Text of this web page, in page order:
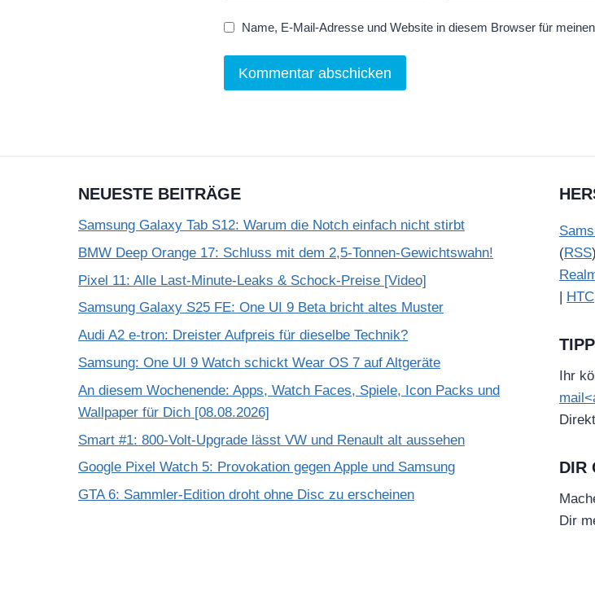
Name, E-Mail-Adresse und Website in diesem Browser für
NEUESTE BEITRÄGE
Samsung Galaxy Tab S12: Warum die Notch einfach nicht stirbt
BMW Deep Orange 17: Schluss mit dem 2,5-Tonnen-Gewichtswahn!
Pixel 11: Alle Last-Minute-Leaks & Schock-Preise [Video]
Samsung Galaxy S25 FE: One UI 9 Beta bricht altes Muster
Audi A2 e-tron: Dreister Aufpreis für dieselbe Technik?
Samsung: One UI 9 Watch schickt Wear OS 7 auf Altgeräte
An diesem Wochenende: Apps, Watch Faces, Spiele, Icon Packs und
Wallpaper für Dich [08.08.2026]
Smart #1: 800-Volt-Upgrade lässt VW und Renault alt aussehen
Google Pixel Watch 5: Provokation gegen Apple und Samsung
GTA 6: Sammler-Edition droht ohne Disc zu erscheinen
(RSS
| HTC
Ihr
DIR
Dir